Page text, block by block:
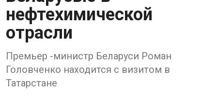
нефтехимической
отрасли
Премьер -министр Беларуси Роман
Головченко находится с визитом в
Татарстане